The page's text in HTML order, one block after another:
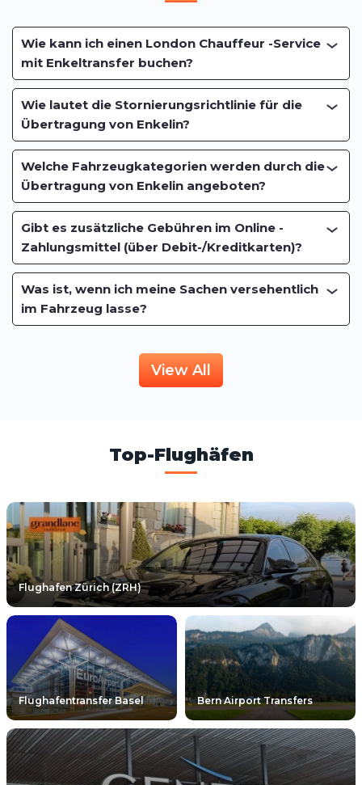
Wie kann ich einen London Chauffeur -Service
mit Enkeltransfer buchen?
Wie lautet die Stornierungsrichtlinie für die
Übertragung von Enkelin?
Welche Fahrzeugkategorien werden durch die
Übertragung von Enkelin angeboten?
Gibt es zusätzliche Gebühren im Online -
Zahlungsmittel (über Debit-/Kreditkarten)?
Was ist, wenn ich meine Sachen versehentlich
im Fahrzeug lasse?
View All
Top-Flughäfen
Flughafen Zürich (ZRH)
Flughafentransfer Basel Bern Airport Transfers